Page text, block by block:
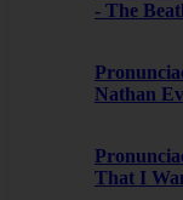
- The
Nathan
That I